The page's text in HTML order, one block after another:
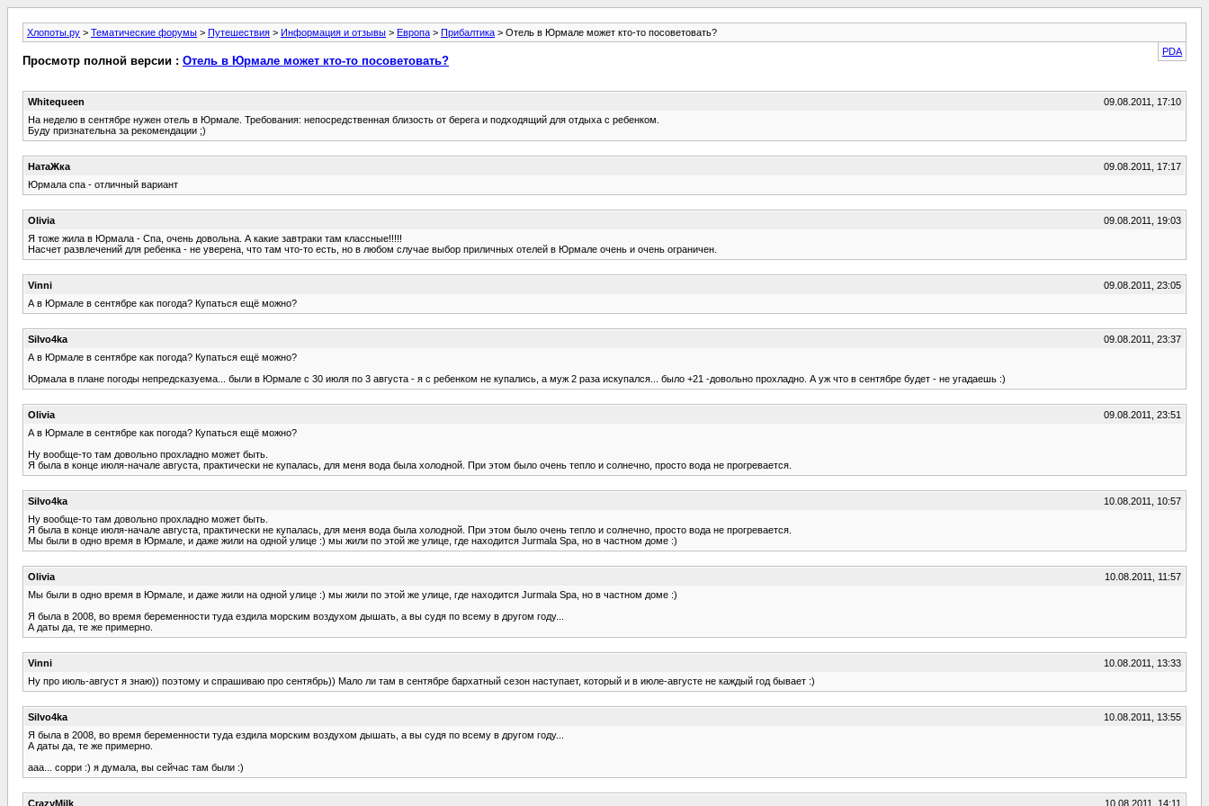
Хлопоты.ру > Тематические форумы > Путешествия > Информация и отзывы > Европа > Прибалтика > Отель в Юрмале может кто-то посоветовать?
PDA
Просмотр полной версии : Отель в Юрмале может кто-то посоветовать?
Whitequeen
09.08.2011, 17:10
На неделю в сентябре нужен отель в Юрмале. Требования: непосредственная близость от берега и подходящий для отдыха с ребенком.
Буду признательна за рекомендации ;)
НатаЖка
09.08.2011, 17:17
Юрмала спа - отличный вариант
Olivia
09.08.2011, 19:03
Я тоже жила в Юрмала - Спа, очень довольна. А какие завтраки там классные!!!!!
Насчет развлечений для ребенка - не уверена, что там что-то есть, но в любом случае выбор приличных отелей в Юрмале очень и очень ограничен.
Vinni
09.08.2011, 23:05
А в Юрмале в сентябре как погода? Купаться ещё можно?
Silvo4ka
09.08.2011, 23:37
А в Юрмале в сентябре как погода? Купаться ещё можно?
Юрмала в плане погоды непредсказуема... были в Юрмале с 30 июля по 3 августа - я с ребенком не купались, а муж 2 раза искупался... было +21 -довольно прохладно. А уж что в сентябре будет - не угадаешь :)
Olivia
09.08.2011, 23:51
А в Юрмале в сентябре как погода? Купаться ещё можно?
Ну вообще-то там довольно прохладно может быть.
Я была в конце июля-начале августа, практически не купалась, для меня вода была холодной. При этом было очень тепло и солнечно, просто вода не прогревается.
Silvo4ka
10.08.2011, 10:57
Ну вообще-то там довольно прохладно может быть.
Я была в конце июля-начале августа, практически не купалась, для меня вода была холодной. При этом было очень тепло и солнечно, просто вода не прогревается.
Мы были в одно время в Юрмале, и даже жили на одной улице :) мы жили по этой же улице, где находится Jurmala Spa, но в частном доме :)
Olivia
10.08.2011, 11:57
Мы были в одно время в Юрмале, и даже жили на одной улице :) мы жили по этой же улице, где находится Jurmala Spa, но в частном доме :)
Я была в 2008, во время беременности туда ездила морским воздухом дышать, а вы судя по всему в другом году...
А даты да, те же примерно.
Vinni
10.08.2011, 13:33
Ну про июль-август я знаю)) поэтому и спрашиваю про сентябрь)) Мало ли там в сентябре бархатный сезон наступает, который и в июле-августе не каждый год бывает :)
Silvo4ka
10.08.2011, 13:55
Я была в 2008, во время беременности туда ездила морским воздухом дышать, а вы судя по всему в другом году...
А даты да, те же примерно.
ааа... сорри :) я думала, вы сейчас там были :)
CrazyMilk 10.08.2011, 14:11